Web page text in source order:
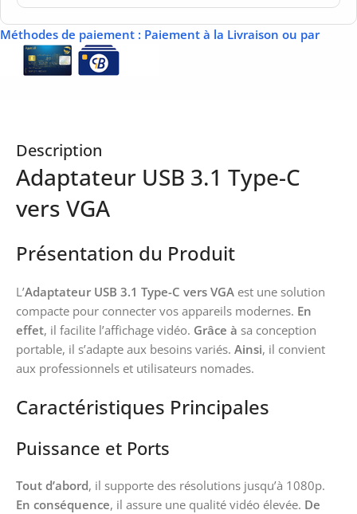
Méthodes de paiement : Paiement à la Livraison ou par
Description
Adaptateur USB 3.1 Type-C
vers VGA
Présentation du Produit
L’Adaptateur USB 3.1 Type-C vers VGA est une solution
compacte pour connecter vos appareils modernes. En
effet, il facilite l’affichage vidéo. Grâce à sa conception
portable, il s’adapte aux besoins variés. Ainsi, il convient
aux professionnels et utilisateurs nomades.
Caractéristiques Principales
Puissance et Ports
Tout d’abord, il supporte des résolutions jusqu’à 1080p.
En conséquence, il assure une qualité vidéo élevée. De